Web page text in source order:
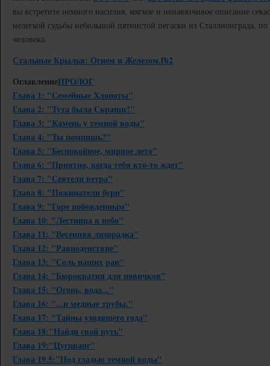
вы встретите немного насилия, мягкое и ненавязчивое описание
нелегкой судьбы небольшой пятнистой пегаски из Сталлионграда,
человека.
Стальные Крылья: Огнем и Железом.fb2
ОглавлениеПРОЛОГ
Глава 1: "Семейные Хлопоты"
Глава 2: "Тута была Скраппс!"
Глава 3: "Камень у темной воды"
Глава 4: "Ты помнишь?"
Глава 5: "Беспокойное, мирное лето"
Глава 6: "Приятно, когда тебя кто-то ждет"
Глава 7: "Сеятели ветра"
Глава 8: "Пожинатели бури"
Глава 9: "Горе побежденным"
Глава 10: "Лестница в небо"
Глава 11: "Весенняя лихорадка"
Глава 12: "Равноденствие"
Глава 13: "Соль наших ран"
Глава 14: "Бюрократия для новичков"
Глава 15: "Огонь, вода..."
Глава 16: "...и медные трубы."
Глава 17: "Тайны уходящего года"
Глава 18:"Найди свой путь"
Глава 19:"Цугцванг"
Глава 19.5:"Под гладью темной воды"